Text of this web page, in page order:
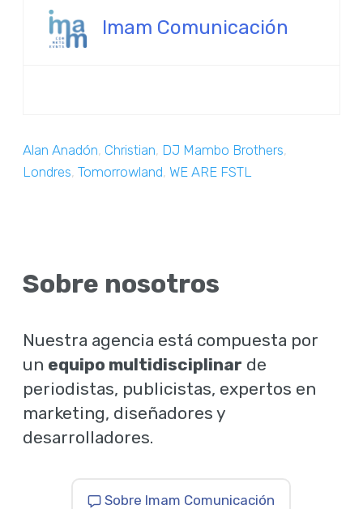
Imam Comunicación
Alan Anadón,Christian, DJ Mambo Brothers,
Londres,Tomorrowland,WE ARE FSTL
Sobre nosotros
Nuestra agencia está compuesta por
un equipo multidisciplinar de
periodistas, publicistas, expertos en
marketing, diseñadores y
desarrolladores.
Sobre Imam Comunicación